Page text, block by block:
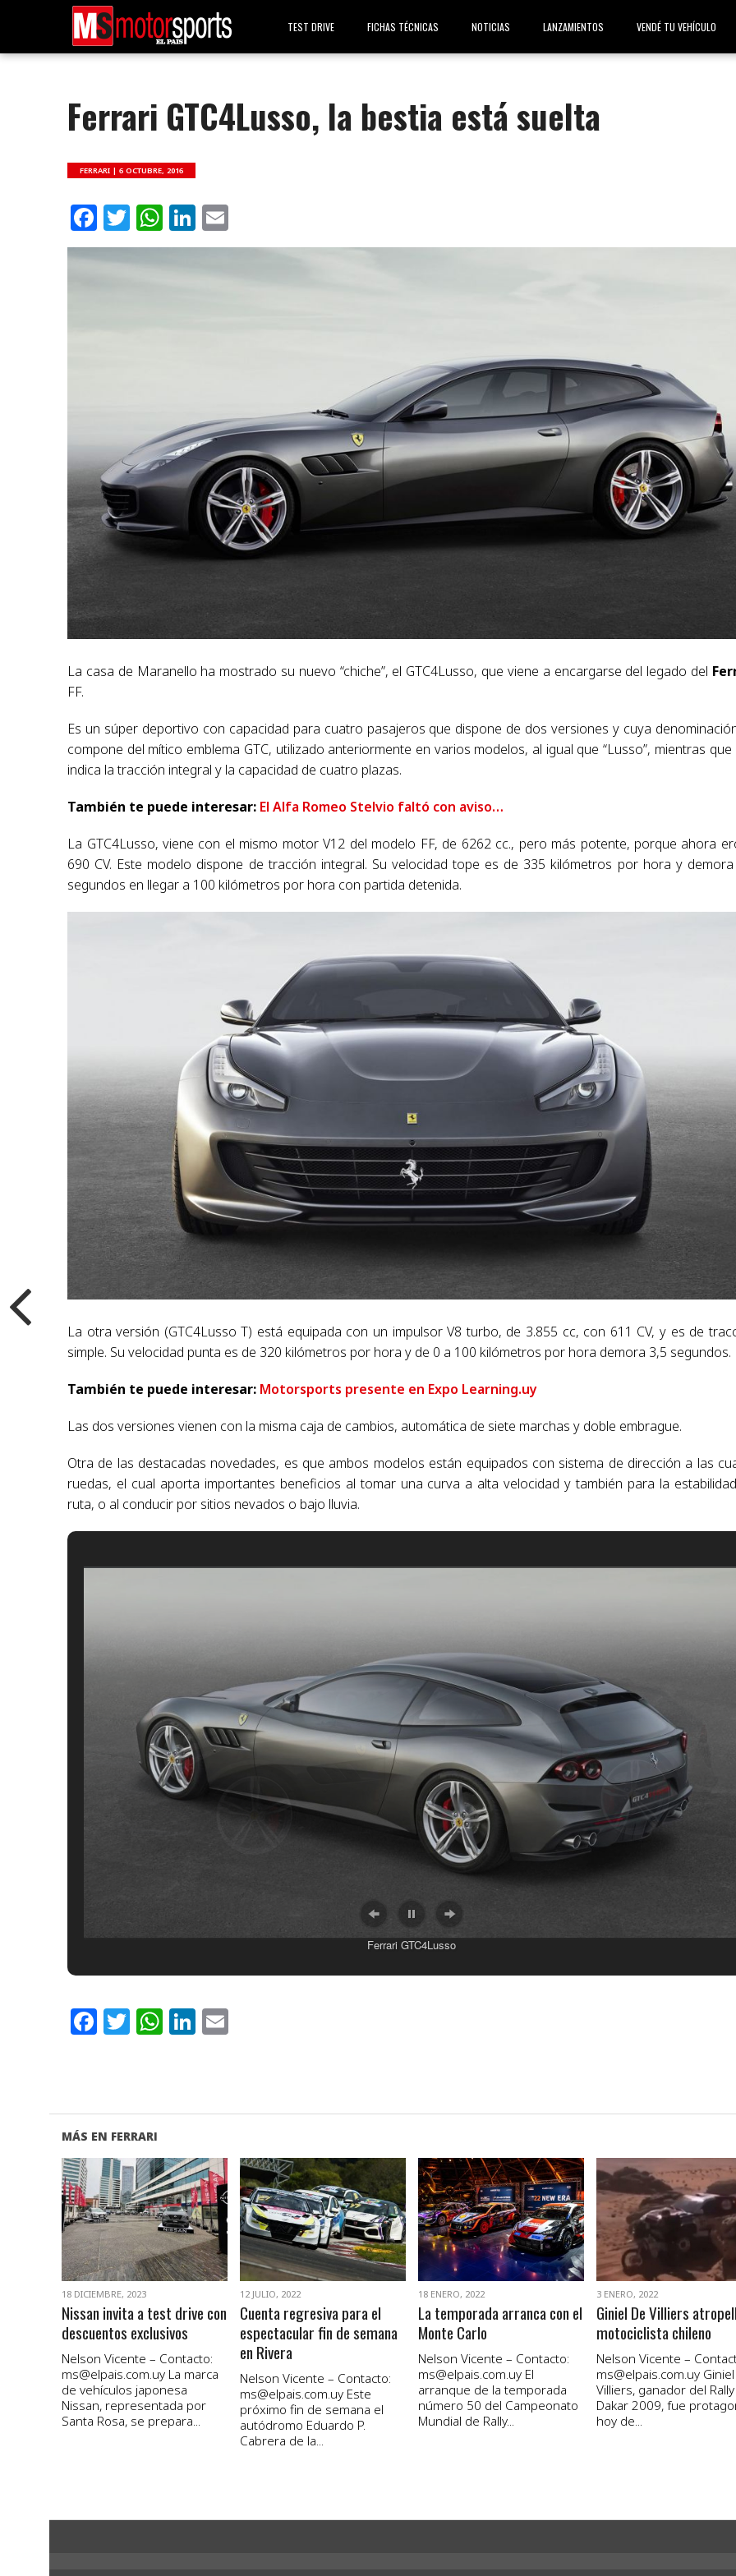
TEST DRIVE FICHAS TÉCNICAS NOTICIAS LANZAMIENTOS VENDÉ TU VEHÍCULO
Ferrari GTC4Lusso, la bestia está suelta
FERRARI |6 OCTUBRE, 2016
Facebook
Twitter
WhatsApp
LinkedIn
La casa de Maranello ha mostrado su nuevo “chiche”, el GTC4Lusso, que viene a encargarse del legado del
FF.
Es un súper deportivo con capacidad para cuatro pasajeros que dispone de dos versiones y cuya
compone del mítico emblema GTC, utilizado anteriormente en varios modelos, al igual que “Lusso”, mientras que
indica la tracción integral y la capacidad de cuatro plazas.
También te puede interesar: El Alfa Romeo Stelvio faltó con aviso…
La GTC4Lusso, viene con el mismo motor V12 del modelo FF, de 6262 cc., pero más potente, porque ahora
690 CV. Este modelo dispone de tracción integral. Su velocidad tope es de 335 kilómetros por hora y
segundos en llegar a 100 kilómetros por hora con partida detenida.
La otra versión (GTC4Lusso T) está equipada con un impulsor V8 turbo, de 3.855 cc, con 611 CV, y es de
simple. Su velocidad punta es de 320 kilómetros por hora y de 0 a 100 kilómetros por hora demora 3,5 segundos.
También te puede interesar: Motorsports presente en Expo Learning.uy
Las dos versiones vienen con la misma caja de cambios, automática de siete marchas y doble embrague.
Otra de las destacadas novedades, es que ambos modelos están equipados con sistema de dirección a las
ruedas, el cual aporta importantes beneficios al tomar una curva a alta velocidad y también para la
ruta, o al conducir por sitios nevados o bajo lluvia.
Ferrari GTC4Lusso
Facebook
Twitter
WhatsApp
LinkedIn
MÁS EN FERRARI
VER NOTA
18 DICIEMBRE, 2023
Nissan invita a test drive con
descuentos exclusivos
Nelson Vicente – Contacto:
ms@elpais.com.uyLa marca
de vehículos japonesa
Nissan, representada por
Santa Rosa, se prepara...
VER NOTA
12 JULIO, 2022
Cuenta regresiva para el
espectacular fin de semana
en Rivera
Nelson Vicente – Contacto:
ms@elpais.com.uyEste
próximo fin de semana el
autódromo Eduardo P.
Cabrera de la...
VER NOTA
18 ENERO, 2022
La temporada arranca con el
Monte Carlo
Nelson Vicente – Contacto:
ms@elpais.com.uyEl
arranque de la temporada
número 50 del Campeonato
Mundial de Rally...
VER NOTA
3 ENERO, 2022
Giniel De Villiers
motociclista chileno
Nelson Vicente –
ms@elpais.com.uy
Villiers, ganador del Rally
Dakar 2009, fue
hoy de...